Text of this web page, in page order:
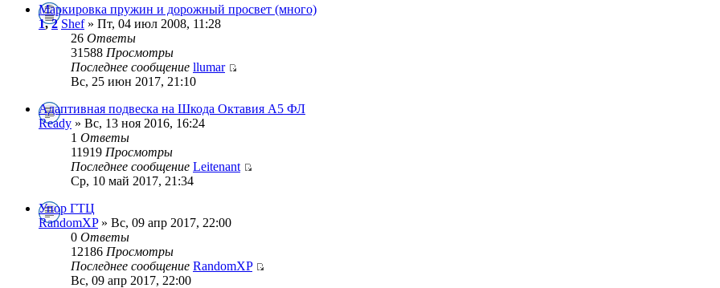
Маркировка пружин и дорожный просвет (много)
1,2 Shef» Пт, 04 июл 2008, 11:28
26 Ответы
31588 Просмотры
Последнее сообщение llumar
Вс, 25 июн 2017, 21:10
Адаптивная подвеска на Шкода Октавия А5 ФЛ
Ready » Вс, 13 ноя 2016, 16:24
1 Ответы
11919 Просмотры
Последнее сообщение Leitenant
Ср, 10 май 2017, 21:34
Упор ГТЦ
RandomXP» Вс, 09 апр 2017, 22:00
0 Ответы
12186 Просмотры
Последнее сообщение RandomXP
Вс, 09 апр 2017, 22:00